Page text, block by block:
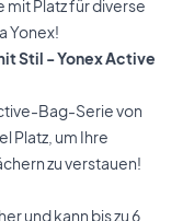
Platz für diverse
Yonex!
Stil - Yonex Active
Bag-Serie von
Platz, um Ihre
zu verstauen!
und kann bis zu 6